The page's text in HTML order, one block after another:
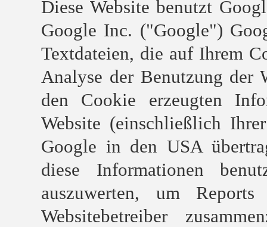
Diese Website benutzt
Google Inc. ("Google")
Textdateien, die auf Ihrem
Analyse der Benutzung der
den Cookie erzeugten
Website (einschließlich
Google in den USA
diese Informationen
auszuwerten, um
Websitebetreiber